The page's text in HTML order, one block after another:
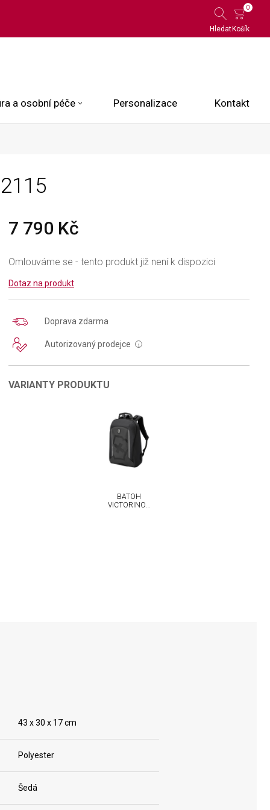
Hledat
0
Košík
a osobní péče Personalizace Kontakt
7 790 Kč
Omlouváme se - tento produkt již není k dispozici
Dotaz na produkt
Doprava zdarma
Autorizovaný prodejce i
VARIANTY PRODUKTU
BATOH
VICTORINOX
43 x 30 x 17 cm
Polyester
Šedá